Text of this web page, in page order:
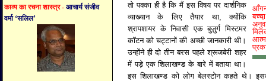
काव्य का रचना शास्त्र - आचार्य संजीव
वर्मा ‘सलिल’
आँगन
तो पक्का ही है कि मैं इस विषय पर दार्शनिक
व्याख्यान के लिए तैयार था, क्योंकि
श्रापशायर के निवासी एक बुज़ुर्ग मिस्टमर
कॉटन को चट्टानों की अच्छी जानकारी थी।
उन्होंने ही दो तीन बरस पहले श्रूजबेरी शहर
में पड़े एक शिलाखण्ड के बारे में बताया था।
इस शिलाखण्ड को लोग बेलस्टोन कहते थे।